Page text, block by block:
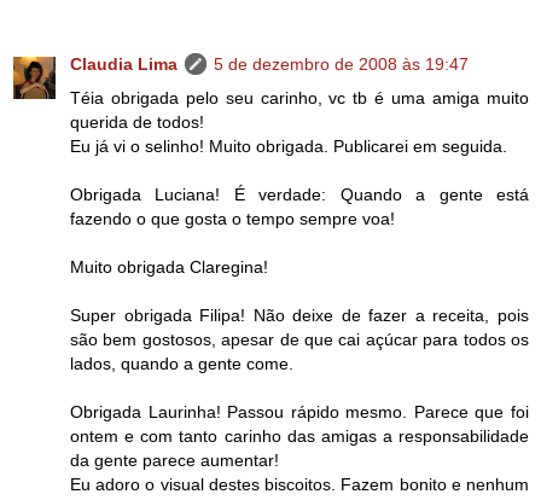
Claudia Lima
5 de dezembro de 2008 às 19:47
Téia obrigada pelo seu carinho, vc tb é uma amiga muito
querida de todos!
Eu já vi o selinho! Muito obrigada. Publicarei em seguida.
Obrigada Luciana! É verdade: Quando a gente está
fazendo o que gosta o tempo sempre voa!
Muito obrigada Claregina!
Super obrigada Filipa! Não deixe de fazer a receita, pois
são bem gostosos, apesar de que cai açúcar para todos os
lados, quando a gente come.
Obrigada Laurinha! Passou rápido mesmo. Parece que foi
ontem e com tanto carinho das amigas a responsabilidade
da gente parece aumentar!
Eu adoro o visual destes biscoitos. Fazem bonito e nenhum